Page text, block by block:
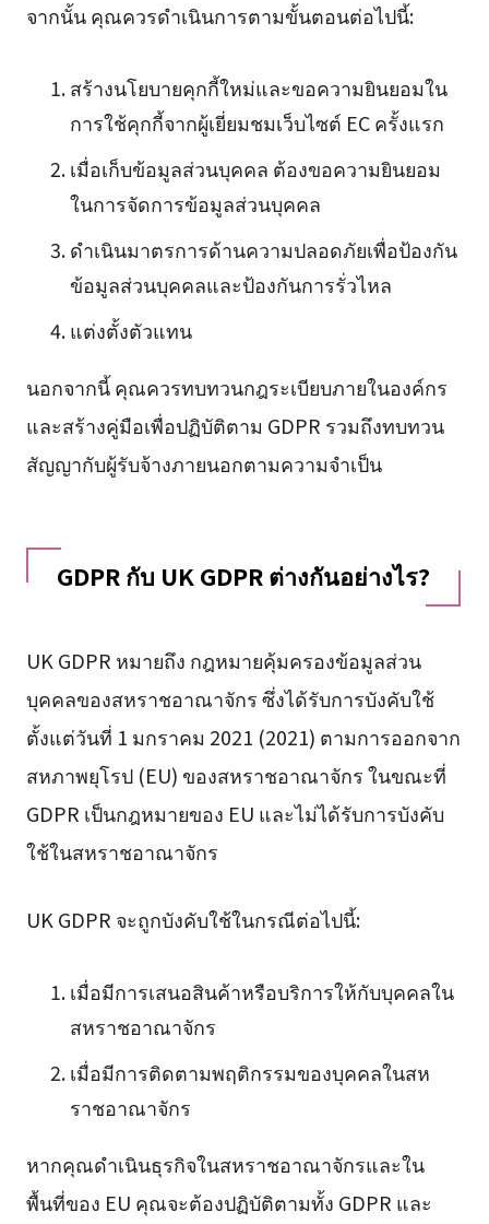
จากนั้น คุณควรดำเนินการตามขั้นตอนต่อไปนี้:
สร้างนโยบายคุกกี้ใหม่และขอความยินยอมใน
การใช้คุกกี้จากผู้เยี่ยมชมเว็บไซต์ EC ครั้งแรก
เมื่อเก็บข้อมูลส่วนบุคคล ต้องขอความยินยอม
ในการจัดการข้อมูลส่วนบุคคล
ดำเนินมาตรการด้านความปลอดภัยเพื่อป้องกัน
ข้อมูลส่วนบุคคลและป้องกันการรั่วไหล
แต่งตั้งตัวแทน
นอกจากนี้ คุณควรทบทวนกฎระเบียบภายในองค์กร
และสร้างคู่มือเพื่อปฏิบัติตาม GDPR รวมถึงทบทวน
สัญญากับผู้รับจ้างภายนอกตามความจำเป็น
GDPR กับ UK GDPR ต่างกันอย่างไร?
UK GDPR หมายถึง กฎหมายคุ้มครองข้อมูลส่วน
บุคคลของสหราชอาณาจักร ซึ่งได้รับการบังคับใช้
ตั้งแต่วันที่ 1 มกราคม 2021 (2021) ตามการออกจาก
สหภาพยุโรป (EU) ของสหราชอาณาจักร ในขณะที่
GDPR เป็นกฎหมายของ EU และไม่ได้รับการบังคับ
ใช้ในสหราชอาณาจักร
UK GDPR จะถูกบังคับใช้ในกรณีต่อไปนี้:
เมื่อมีการเสนอสินค้าหรือบริการให้กับบุคคลใน
สหราชอาณาจักร
เมื่อมีการติดตามพฤติกรรมของบุคคลในสห
ราชอาณาจักร
หากคุณดำเนินธุรกิจในสหราชอาณาจักรและใน
พื้นที่ของ EU คุณจะต้องปฏิบัติตามทั้ง GDPR และ